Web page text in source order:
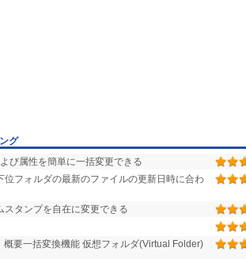
グ
び属性を簡単に一括変更できる
位フォルダの最新のファイルの更新日時に合わ
タンプを自在に変更できる
要一括変換機能 仮想フォルダ(Virtual Folder)